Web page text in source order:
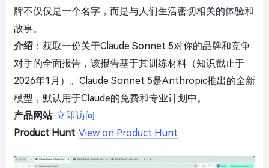
牌不仅仅是一个名字，而是与人们生活密切相关的体验和
故事。
介绍 ：获取一份关于Claude Sonnet 5对你的品牌和竞争
对手的全面报告，该报告基于其训练材料（知识截止于
2026年1月）。Claude Sonnet 5是Anthropic推出的全新
模型，默认用于Claude的免费和专业计划中。
产品网站: 立即访问
Product Hunt: View on Product Hunt